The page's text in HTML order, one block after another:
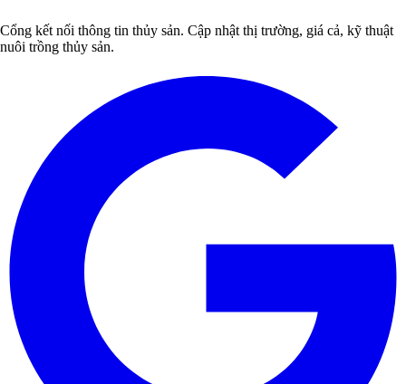
Cổng kết nối thông tin thủy sản. Cập nhật thị trường, giá cả, kỹ thuật
nuôi trồng thủy sản.